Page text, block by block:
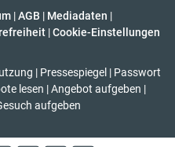
|AGB | Mediadaten |
| Cookie-Einstellungen
| Pressespiegel | Passwort
lesen | Angebot aufgeben |
aufgeben